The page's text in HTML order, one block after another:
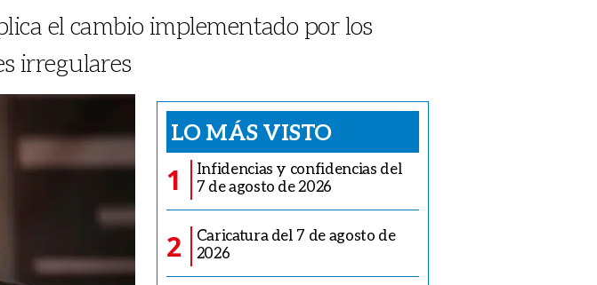
el cambio implementado por los
irregulares
LO MÁS VISTO
1
Infidencias y confidencias del
7 de agosto de 2026
2
Caricatura del 7 de agosto de
2026